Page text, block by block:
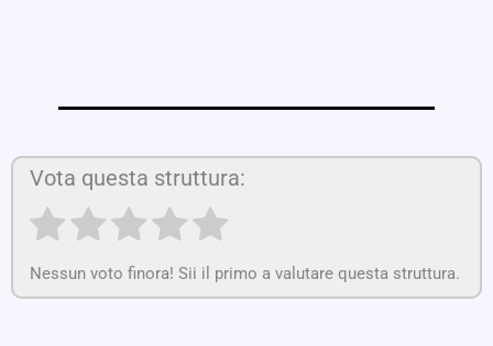
Vota questa struttura:
Nessun voto finora! Sii il primo a valutare questa struttura.